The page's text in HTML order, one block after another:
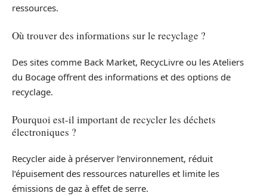
ressources.
Où trouver des informations sur le recyclage ?
Des sites comme Back Market, RecycLivre ou les Ateliers
du Bocage offrent des informations et des options de
recyclage.
Pourquoi est-il important de recycler les déchets
électroniques ?
Recycler aide à préserver l’environnement, réduit
l’épuisement des ressources naturelles et limite les
émissions de gaz à effet de serre.